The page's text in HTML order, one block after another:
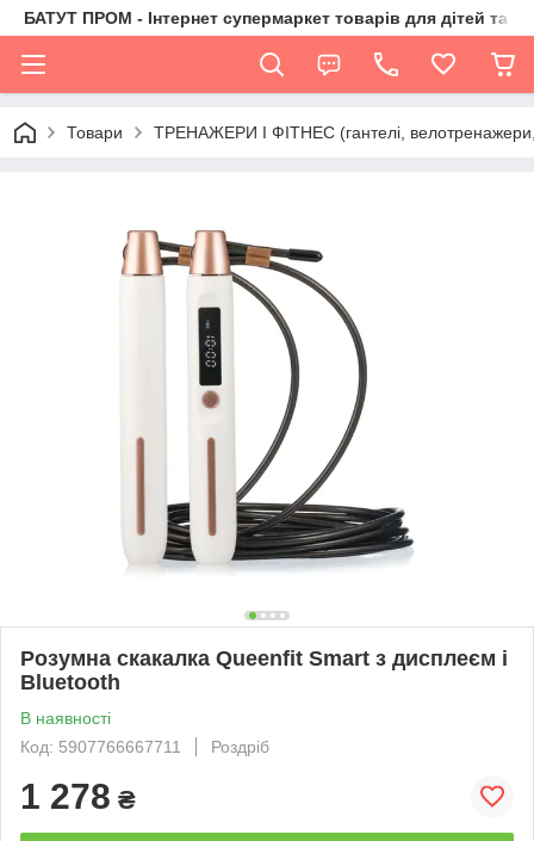
БАТУТ ПРОМ - Інтернет супермаркет товарів для дітей та їх
Товари ТРЕНАЖЕРИ І ФІТНЕС (гантелі, велотренажери,
Розумна скакалка Queenfit Smart з дисплеєм і
Bluetooth
В наявності
Код: 5907766667711
Роздріб
1 278 ₴